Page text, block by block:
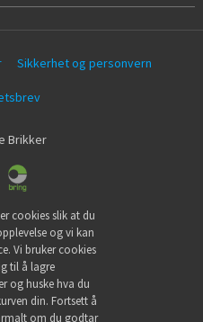
Sikkerhet og personvern
Brikker
cookies slik at du
og vi kan
Vi bruker cookies
til å lagre
og huske hva du
din. Fortsett å
om du godtar